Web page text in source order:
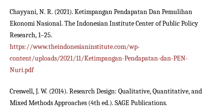
Chayyani, N. R. (2021). Ketimpangan Pendapatan Dan Pemulihan
Ekonomi Nasional. The Indonesian Institute Center of Public Policy
Research, 1–25.
https://www.theindonesianinstitute.com/wp-
content/uploads/2021/11/Ketimpangan-Pendapatan-dan-PEN-
Nuri.pdf
Creswell, J. W. (2014). Research Design: Qualitative, Quantitative, and
Mixed Methods Approaches (4th ed.). SAGE Publications.